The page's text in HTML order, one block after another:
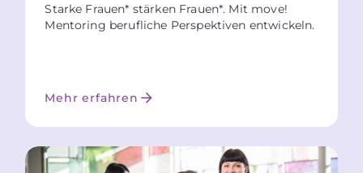
Starke Frauen* stärken Frauen*. Mit move!
Mentoring berufliche Perspektiven entwickeln.
Mehr erfahren